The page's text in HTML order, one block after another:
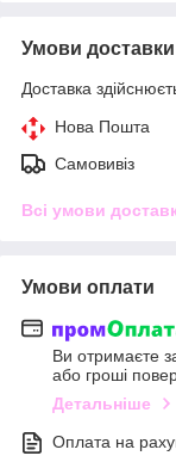
Умови доставки
Доставка
Нова Пошта
Самовивіз
Всі умови
Умови оплати
Ви отримаєте
або гроші
Детальніше
Оплата на